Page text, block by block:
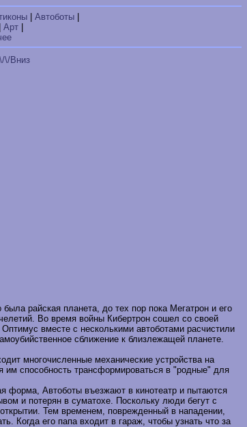
| Автоботы |
| Арт |
\/\/Вниз
райская планета, до тех пор пока Мегатрон и его
Во время войны Кибертрон сошел со своей
вместе с несколькими автоботами расчистили
сближение к близлежащей планете.
многочисленные механические устройства на
им способность трансформироваться в "родные" для
форма, Автоботы въезжают в кинотеатр и пытаются
и потерян в суматохе. Поскольку люди бегут с
Тем временем, поврежденный в нападении,
Когда его папа входит в гараж, чтобы узнать что за